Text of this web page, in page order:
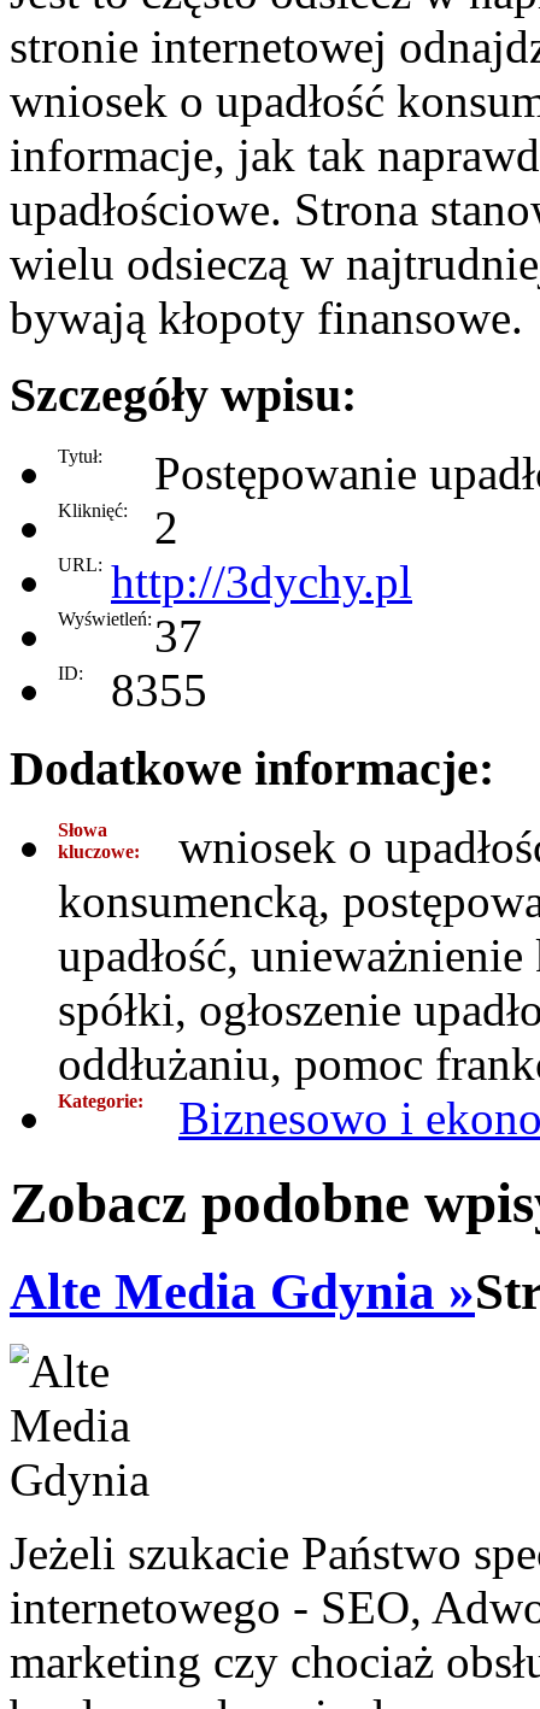
stronie internetowej
wniosek o upadłość
informacje, jak tak
upadłościowe. Strona
wielu odsieczą w
bywają kłopoty finansowe.
Szczegóły wpisu:
Tytuł: Postępowanie
Kliknięć: 2
URL: http://3dychy.pl
Wyświetleń: 37
ID: 8355
Dodatkowe informacje:
Słowa
kluczowe:
wniosek o
konsumencką,
upadłość,
spółki, ogłoszenie
oddłużaniu, pomoc
Kategorie: Biznesowo i
Zobacz podobne
Alte Media Gdynia »
Jeżeli szukacie Państwo
internetowego - SEO,
marketing czy chociaż